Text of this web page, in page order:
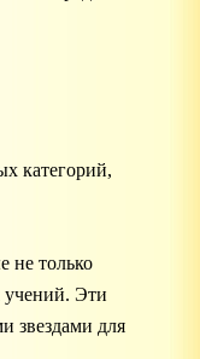
категорий,
не только
учений. Эти
звездами для